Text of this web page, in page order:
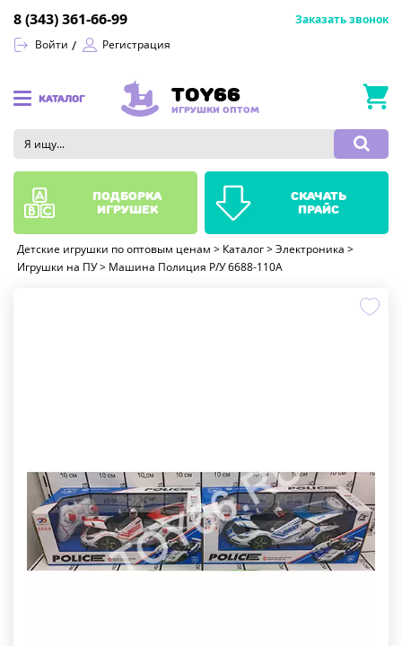
Войти Регистрация
8 (343) 361-66-99 Заказать звонок
КАТАЛОГ TOY66
ИГРУШКИ ОПТОМ
Детские игрушки по оптовым ценам > Каталог > Электроника >
Игрушки на ПУ> Машина Полиция Р/У 6688-110A
подборка
игрушек
скачать
прайс